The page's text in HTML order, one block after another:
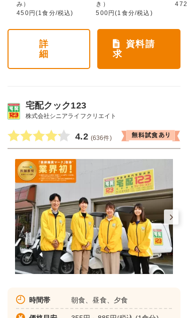
み）
450円(1食分/税込)
き）
500円(1食分/税込)
詳
細
資料請
求
宅配クック123
株式会社シニアライフクリエイト
4.2 (636件)
時間帯 朝食、昼食、夕食